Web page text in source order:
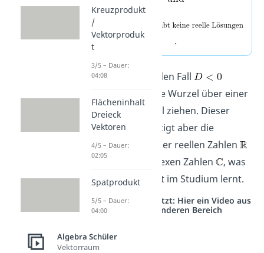
.
Hinweis:
Für den Fall
müsstet du die Wurzel über einer
negativen Zahl ziehen. Dieser
Prozess benötigt aber die
Erweiterung der reellen Zahlen
zu den komplexen Zahlen
, was
man dann erst im Studium lernt.
Studyflix vernetzt: Hier ein Video aus
einem anderen Bereich
Kreuzprodukt
/
Vektorproduk
t
3/5 – Dauer:
04:08
Flächeninhalt
Dreieck
Vektoren
4/5 – Dauer:
02:05
Spatprodukt
5/5 – Dauer:
04:00
Algebra Schüler
Vektorraum